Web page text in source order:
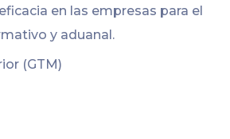
en las empresas para el
y aduanal.
(GTM)